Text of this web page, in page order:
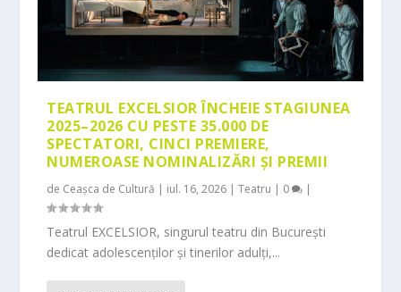
TEATRUL EXCELSIOR ÎNCHEIE STAGIUNEA
2025–2026 CU PESTE 35.000 DE
SPECTATORI, CINCI PREMIERE,
NUMEROASE NOMINALIZĂRI ȘI PREMII
de Ceașca de Cultură | iul. 16, 2026 |Teatru | 0 |
Teatrul EXCELSIOR, singurul teatru din București
dedicat adolescenților și tinerilor adulți,...